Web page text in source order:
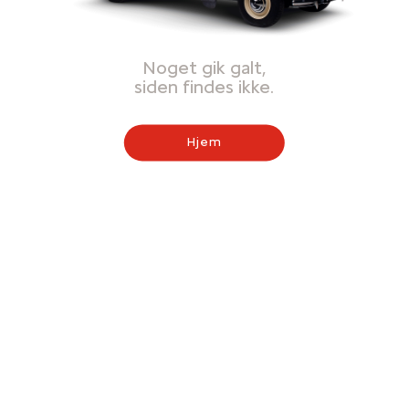
Noget gik galt,
siden findes ikke.
Hjem